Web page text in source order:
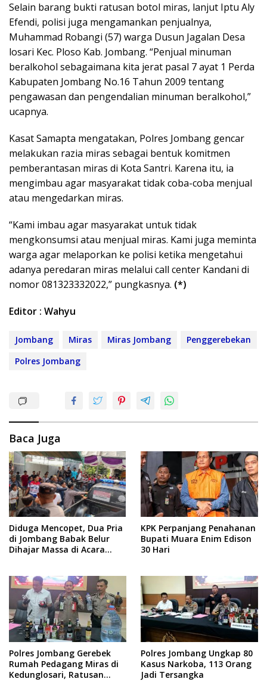
Selain barang bukti ratusan botol miras, lanjut Iptu Aly
Efendi, polisi juga mengamankan penjualnya,
Muhammad Robangi (57) warga Dusun Jagalan Desa
losari Kec. Ploso Kab. Jombang. “Penjual minuman
beralkohol sebagaimana kita jerat pasal 7 ayat 1 Perda
Kabupaten Jombang No.16 Tahun 2009 tentang
pengawasan dan pengendalian minuman beralkohol,”
ucapnya.
Kasat Samapta mengatakan, Polres Jombang gencar
melakukan razia miras sebagai bentuk komitmen
pemberantasan miras di Kota Santri. Karena itu, ia
mengimbau agar masyarakat tidak coba-coba menjual
atau mengedarkan miras.
“Kami imbau agar masyarakat untuk tidak
mengkonsumsi atau menjual miras. Kami juga meminta
warga agar melaporkan ke polisi ketika mengetahui
adanya peredaran miras melalui call center Kandani di
nomor 081323332022,” pungkasnya. (*)
Editor : Wahyu
Jombang Miras Miras Jombang
Penggerebekan
Polres Jombang
Baca Juga
Diduga Mencopet, Dua Pria
di Jombang Babak Belur
Dihajar Massa di Acara
KPK Perpanjang Penahanan
Bupati Muara Enim Edison
30 Hari
Polres Jombang Gerebek
Rumah Pedagang Miras di
Kedunglosari, Ratusan
Polres Jombang Ungkap 80
Kasus Narkoba, 113 Orang
Jadi Tersangka